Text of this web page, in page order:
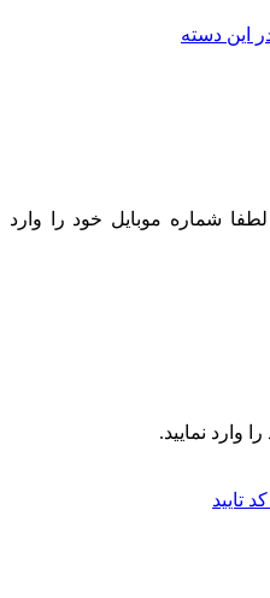
این دسته
شماره موبایل خود را وارد
وارد نمایید.
تایید